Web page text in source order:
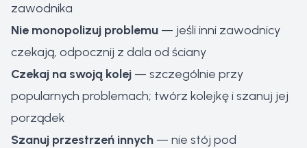
zawodnika
Nie monopolizuj problemu — jeśli inni zawodnicy
czekają, odpocznij z dala od ściany
Czekaj na swoją kolej — szczególnie przy
popularnych problemach; twórz kolejkę i szanuj jej
porządek
Szanuj przestrzeń innych — nie stój pod